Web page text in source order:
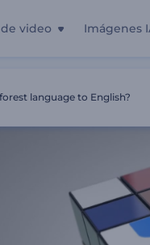
video Imágenes
language to English?